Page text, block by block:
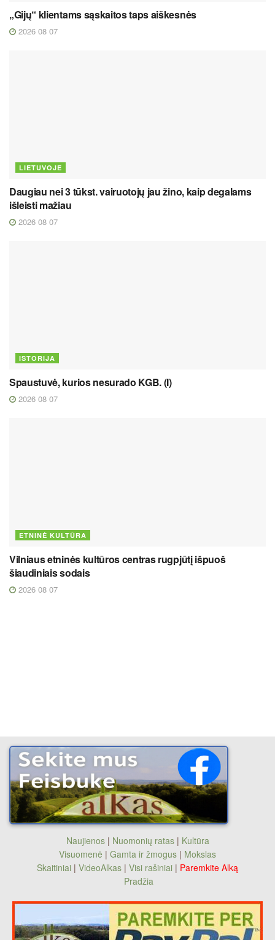
„Gijų“ klientams sąskaitos taps aiškesnės
2026 08 07
LIETUVOJE
Daugiau nei 3 tūkst. vairuotojų jau žino, kaip degalams
išleisti mažiau
2026 08 07
ISTORIJA
Spaustuvė, kurios nesurado KGB. (I)
2026 08 07
ETNINĖ KULTŪRA
Vilniaus etninės kultūros centras rugpjūtį išpuoš
šiaudiniais sodais
2026 08 07
Naujienos| Nuomonių ratas| Kultūra
Visuomenė | Gamta ir žmogus | Mokslas
Skaitiniai | VideoAlkas | Visi rašiniai | Paremkite Alką
Pradžia